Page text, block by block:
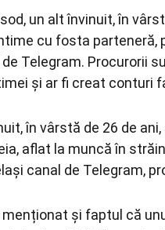
un alt învinuit, în
cu fosta parteneră,
Telegram. Procurorii
și ar fi creat conturi
în vârstă de 26 de
aflat la muncă în
canal de Telegram,
și faptul că